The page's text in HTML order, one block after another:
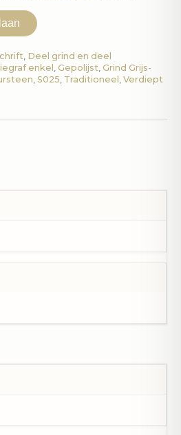
, Deel grind en deel
enkel , Gepolijst, Grind Grijs-
, S025, Traditioneel , Verdiept